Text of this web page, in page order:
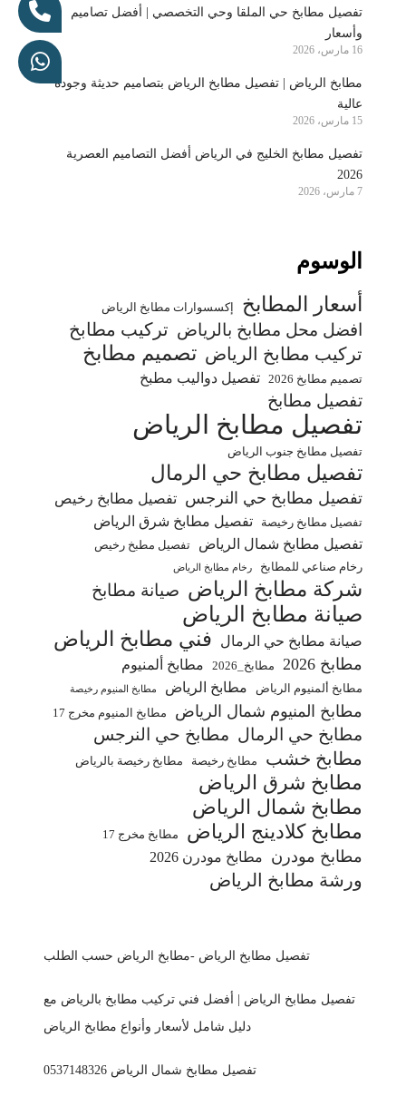
تفصيل مطابخ حي الملقا وحي التخصصي | أفضل تصاميم
وأسعار
16 مارس، 2026
مطابخ الرياض | تفصيل مطابخ الرياض بتصاميم حديثة وجودة
عالية
15 مارس، 2026
تفصيل مطابخ الخليج في الرياض أفضل التصاميم العصرية
2026
7 مارس، 2026
الوسوم
أسعار المطابخ إكسسوارات مطابخ الرياض
افضل محل مطابخ بالرياض تركيب مطابخ
تركيب مطابخ الرياض تصميم مطابخ
تصميم مطابخ 2026 تفصيل دواليب مطبخ
تفصيل مطابخ
تفصيل مطابخ الرياض
تفصيل مطابخ جنوب الرياض
تفصيل مطابخ حي الرمال
تفصيل مطابخ حي النرجس تفصيل مطابخ رخيص
تفصيل مطابخ رخيصة
تفصيل مطابخ شرق الرياض
تفصيل مطابخ شمال الرياض
تفصيل مطبخ رخيص
رخام صناعي للمطابخ
رخام مطابخ الرياض
شركة مطابخ الرياض صيانة مطابخ
صيانة مطابخ الرياض
صيانة مطابخ حي الرمال فني مطابخ الرياض
مطابخ 2026 مطابخ_2026 مطابخ ألمنيوم
مطابخ ألمنيوم الرياض مطابخ الرياض مطابخ المنيوم رخيصة
مطابخ المنيوم شمال الرياض مطابخ المنيوم مخرج 17
مطابخ حي الرمال مطابخ حي النرجس
مطابخ خشب مطابخ رخيصة مطابخ رخيصة بالرياض
مطابخ شرق الرياض
مطابخ شمال الرياض
مطابخ كلادينج الرياض
مطابخ مخرج 17
مطابخ مودرن مطابخ مودرن 2026
ورشة مطابخ الرياض
تفصيل مطابخ الرياض -مطابخ الرياض حسب الطلب
تفصيل مطابخ الرياض | أفضل فني تركيب مطابخ بالرياض مع
دليل شامل لأسعار وأنواع مطابخ الرياض
تفصيل مطابخ شمال الرياض 0537148326